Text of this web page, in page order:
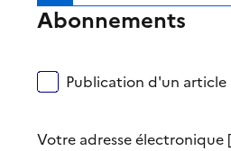
Abonnements
Publication d'un article
Votre adresse électronique